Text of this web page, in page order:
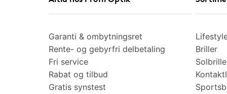
Garanti & ombytningsret
Rente- og gebyrfri delbetaling
Fri service
Rabat og tilbud
Gratis synstest
Briller